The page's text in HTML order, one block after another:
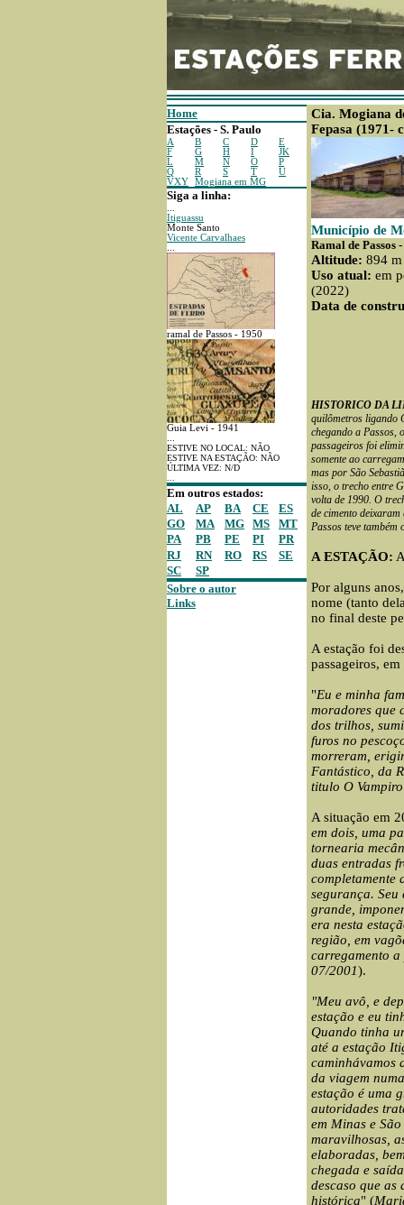
Home
Estações - S. Paulo
A B C D
E
F
G H I
JK
L
M N O
P
Q
R S T
U
VXY
Mogiana em MG
Siga a linha:
Itiguassu
Monte Santo
Vicente Carvalhaes
ramal de Passos - 1950
Guia Levi - 1941
ESTIVE NO LOCAL: NÃO
ESTIVE NA ESTAÇÃO: NÃO
ÚLTIMA VEZ: N/D
Em outros estados:
AL
AP BA CE
ES
GO
MA MG MS
MT
PA
PB PE PI
PR
RJ
RN RO RS
SE
SC
SP
Sobre o autor
Links
Cia. Mogiana
Fepasa (1971-
Município de
Ramal de Passos -
Altitude: 894 m
Uso atual: em
(2022)
Data de
HISTORICO DA
quilômetros ligando
chegando a Passos,
passageiros foi
somente ao
mas por São
isso, o trecho entre
volta de 1990. O
de cimento
Passos teve
A ESTAÇÃO:
Por alguns
nome (tanto
no final deste
A estação foi
passageiros,
"Eu e minha
moradores que
dos trilhos,
furos no
morreram,
Fantástico, da
titulo O
A situação em
em dois, uma
tornearia
duas entradas
completamente
segurança. Seu
grande,
era nesta
região, em
carregamento
07/2001).
"Meu avô, e
estação e eu
Quando tinha
até a estação
caminhávamos
da viagem
estação é uma
autoridades
em Minas e
maravilhosas,
elaboradas,
chegada e
descaso que as
histórica" (